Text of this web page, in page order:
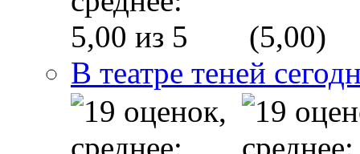
(5,00)
В театре теней